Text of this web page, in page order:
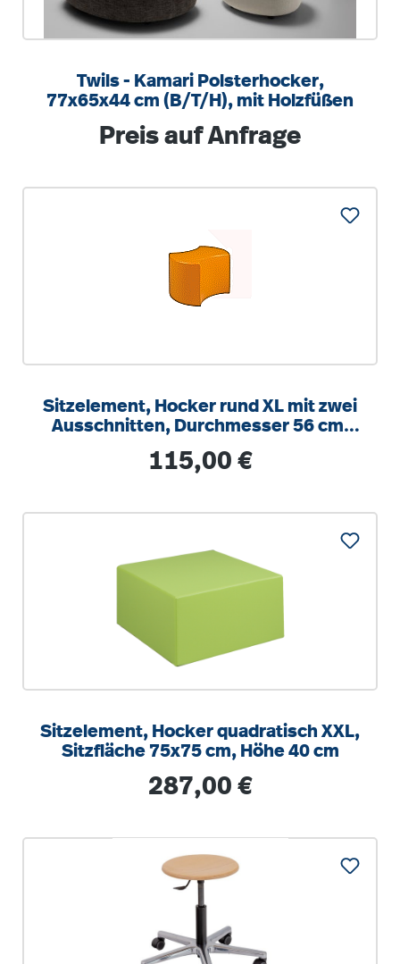
Twils - Kamari Polsterhocker,
77x65x44 cm (B/T/H), mit Holzfüßen
Regulärer Preis:
Preis auf Anfrage
Sitzelement, Hocker rund XL mit zwei
Ausschnitten, Durchmesser 56 cm,
Regulärer Preis:
115,00 €
Sitzelement, Hocker quadratisch XXL,
Sitzfläche 75x75 cm, Höhe 40 cm
Regulärer Preis:
287,00 €